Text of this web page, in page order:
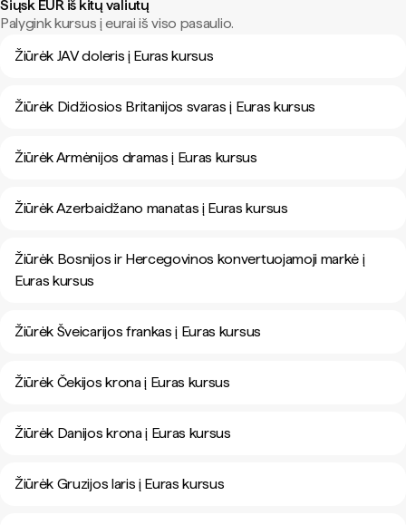
Siųsk EUR iš kitų valiutų
Palygink kursus į eurai iš viso pasaulio.
Žiūrėk JAV doleris į Euras kursus
Žiūrėk Didžiosios Britanijos svaras į Euras kursus
Žiūrėk Armėnijos dramas į Euras kursus
Žiūrėk Azerbaidžano manatas į Euras kursus
Žiūrėk Bosnijos ir Hercegovinos konvertuojamoji markė į
Euras kursus
Žiūrėk Šveicarijos frankas į Euras kursus
Žiūrėk Čekijos krona į Euras kursus
Žiūrėk Danijos krona į Euras kursus
Žiūrėk Gruzijos laris į Euras kursus